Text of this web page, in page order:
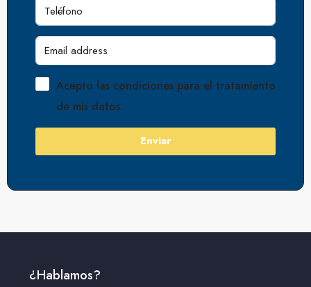
Acepto las condiciones para el tratamiento
de mis datos.
Enviar
¿Hablamos?